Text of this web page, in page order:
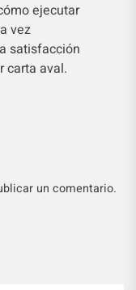
ejecutar
vez
satisfacción
carta aval.
un comentario.